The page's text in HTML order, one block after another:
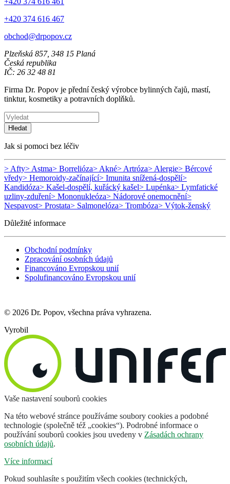
+420 374 616 467
obchod@drpopov.cz
Plzeňská 857, 348 15 Planá
Česká republika
IČ: 26 32 48 81
Firma Dr. Popov je přední český výrobce bylinných čajů, mastí,
tinktur, kosmetiky a potravních doplňků.
Hledat
Jak si pomoci bez léčiv
> Afty> Astma> Borrelióza> Akné> Artróza> Alergie> Bércové
vředy> Hemoroidy-začínající> Imunita snížená-dospělí>
Kandidóza> Kašel-dospělí, kuřácký kašel> Lupénka> Lymfatické
uzliny-zduření> Mononukleóza> Nádorové onemocnění>
Nespavost> Prostata> Salmonelóza> Trombóza> Výtok-ženský
Důležité informace
Obchodní podmínky
Zpracování osobních údajů
Financováno Evropskou unií
Spolufinancováno Evropskou unií
© 2026 Dr. Popov, všechna práva vyhrazena.
Vyrobil
Vaše nastavení souborů cookies
Na této webové stránce používáme soubory cookies a podobné
technologie (společně též „cookies“). Podrobné informace o
používání souborů cookies jsou uvedeny v Zásadách ochrany
osobních údajů.
Více informací
Pokud souhlasíte s použitím všech cookies (technických,